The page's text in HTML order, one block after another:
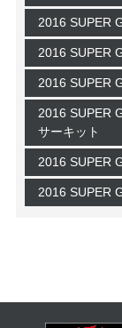
2016 SUPER
2016 SUPER
2016 SUPER
2016 SUPER
サーキット
2016 SUPER
2016 SUPER